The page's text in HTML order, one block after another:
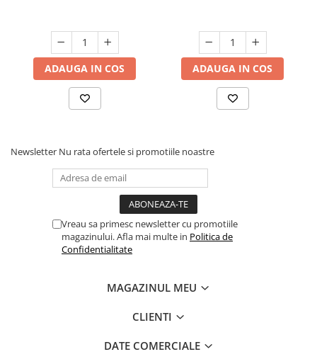
ADAUGA IN COS ADAUGA IN COS
Newsletter Nu rata ofertele si promotiile noastre
Vreau sa primesc newsletter cu promotiile
magazinului. Afla mai multe in Politica de
Confidentialitate
MAGAZINUL MEU
CLIENTI
DATE COMERCIALE